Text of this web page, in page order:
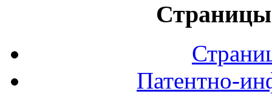
Страницы
Патентно-